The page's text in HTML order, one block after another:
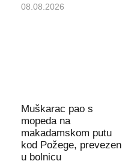
08.08.2026
Muškarac pao s
mopeda na
makadamskom putu
kod Požege, prevezen
u bolnicu